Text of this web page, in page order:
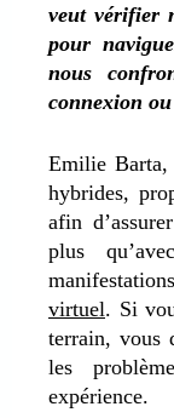
veut vérifier
pour
nous
connexion
Emilie Barta,
hybrides,
afin
plus
virtuel. Si
terrain, vous
les
expérience.